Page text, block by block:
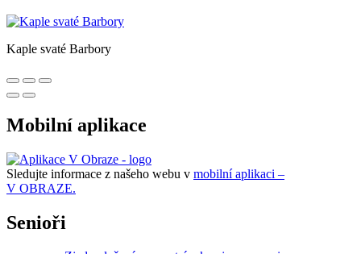
Kaple svaté Barbory
Mobilní aplikace
Sledujte informace z našeho webu v mobilní aplikaci –
V OBRAZE.
Senioři